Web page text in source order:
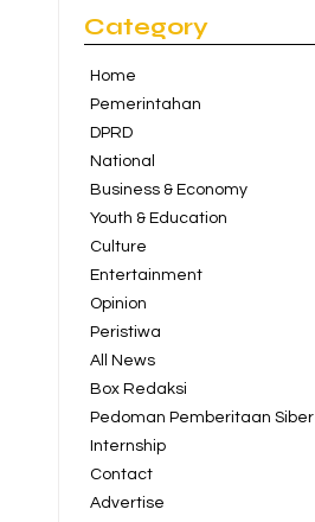
Category
Home
Pemerintahan
DPRD
National
Business & Economy
Youth & Education
Culture
Entertainment
Opinion
Peristiwa
All News
Box Redaksi
Pedoman Pemberitaan Siber
Internship
Contact
Advertise